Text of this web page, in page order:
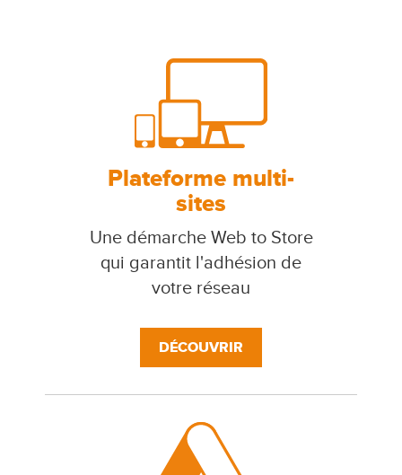
Plateforme multi-
sites
Une démarche Web to Store
qui garantit l'adhésion de
votre réseau
DÉCOUVRIR